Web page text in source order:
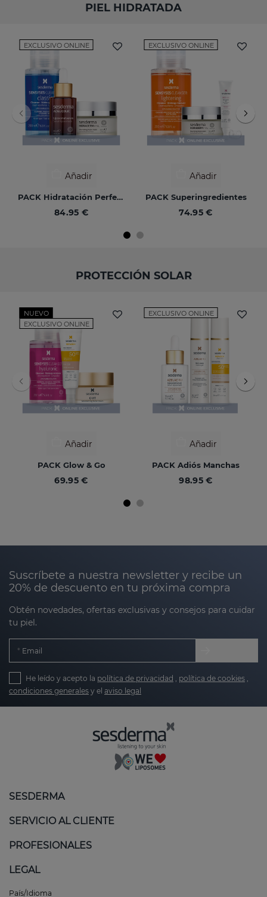
PIEL HIDRATADA
EXCLUSIVO ONLINE
Añadir
PACK Hidratación Perfecta
84.95 €
EXCLUSIVO ONLINE
Añadir
PACK Superingredientes
74.95 €
PROTECCIÓN SOLAR
NUEVO
EXCLUSIVO ONLINE
Añadir
PACK Glow & Go
69.95 €
EXCLUSIVO ONLINE
Añadir
PACK Adiós Manchas
98.95 €
Suscríbete a nuestra newsletter y recibe un
20% de descuento en tu próxima compra
Obtén novedades, ofertas exclusivas y consejos para cuidar
tu piel.
Email
He leído y acepto la política de privacidad política de cookies
condiciones generales y el aviso legal
SESDERMA
SERVICIO AL CLIENTE
PROFESIONALES
LEGAL
País/Idioma